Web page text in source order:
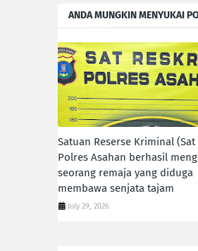
ANDA MUNGKIN MENYUKAI
Satuan Reserse Kriminal
Polres Asahan berhasil
seorang remaja yang diduga
membawa senjata tajam
July 29, 2026